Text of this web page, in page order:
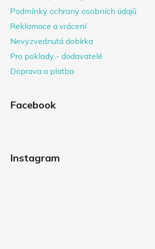
Podmínky ochrany osobních údajů
Reklamace a vrácení
Nevyzvednutá dobírka
Pro poklady - dodavatelé
Doprava a platba
Facebook
Instagram